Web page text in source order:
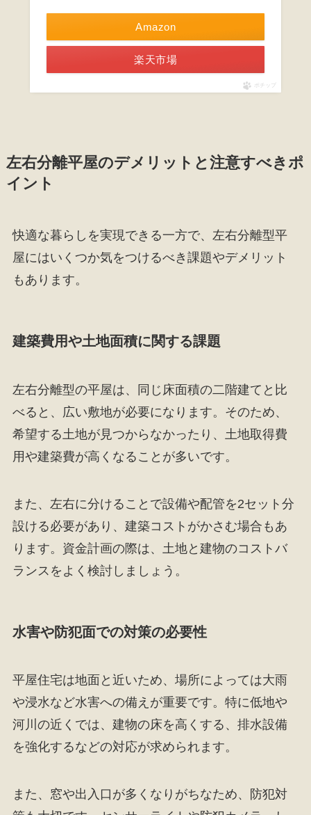
Amazon
楽天市場
ポチップ
左右分離平屋のデメリットと注意すべきポ
イント
快適な暮らしを実現できる一方で、左右分離型平
屋にはいくつか気をつけるべき課題やデメリット
もあります。
建築費用や土地面積に関する課題
左右分離型の平屋は、同じ床面積の二階建てと比
べると、広い敷地が必要になります。そのため、
希望する土地が見つからなかったり、土地取得費
用や建築費が高くなることが多いです。
また、左右に分けることで設備や配管を2セット分
設ける必要があり、建築コストがかさむ場合もあ
ります。資金計画の際は、土地と建物のコストバ
ランスをよく検討しましょう。
水害や防犯面での対策の必要性
平屋住宅は地面と近いため、場所によっては大雨
や浸水など水害への備えが重要です。特に低地や
河川の近くでは、建物の床を高くする、排水設備
を強化するなどの対応が求められます。
また、窓や出入口が多くなりがちなため、防犯対